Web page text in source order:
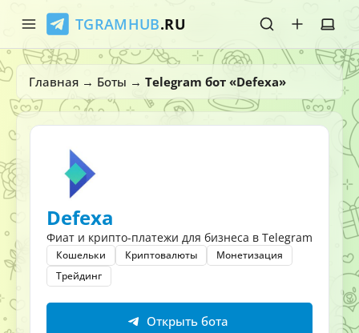
TGRAMHUB.RU
Главная
Стикеры
Главная → Боты → Telegram бот «Defexa»
Defexa
Фиат и крипто-платежи для бизнеса в Telegram
Кошельки Криптовалюты
Монетизация
Трейдинг
Открыть бота